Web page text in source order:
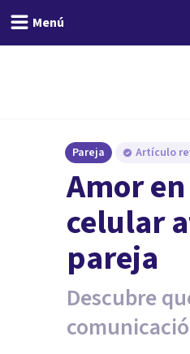
Menú
Pareja Artículo
Amor
celular
pareja
Descubre